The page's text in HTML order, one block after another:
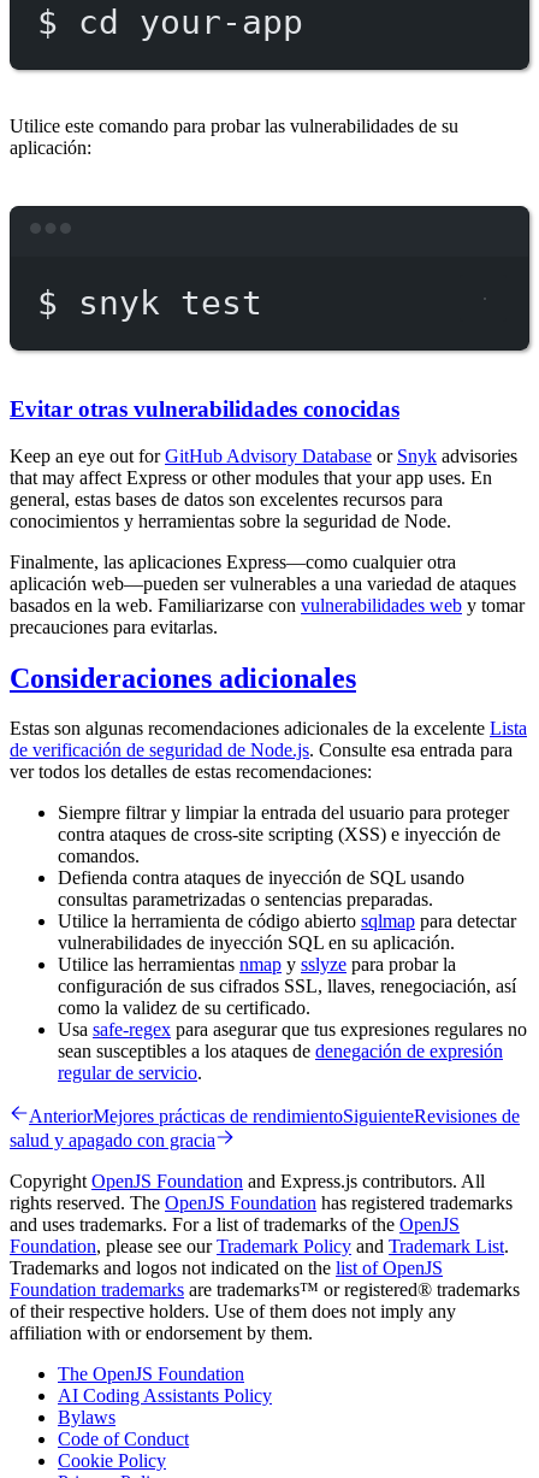
$
cd your-app
Utilice este comando para probar las vulnerabilidades de su
aplicación:
$ snyk test
Evitar otras vulnerabilidades conocidas
Keep an eye out forGitHub Advisory Database or Snyk advisories
that may affect Express or other modules that your app uses. En
general, estas bases de datos son excelentes recursos para
conocimientos y herramientas sobre la seguridad de Node.
Finalmente, las aplicaciones Express—como cualquier otra
aplicación web—pueden ser vulnerables a una variedad de ataques
basados en la web. Familiarizarse con vulnerabilidades web y tomar
precauciones para evitarlas.
Consideraciones adicionales
Estas son algunas recomendaciones adicionales de la excelente Lista
de verificación de seguridad de Node.js. Consulte esa entrada para
ver todos los detalles de estas recomendaciones:
Siempre filtrar y limpiar la entrada del usuario para proteger
contra ataques de cross-site scripting (XSS) e inyección de
comandos.
Defienda contra ataques de inyección de SQL usando
consultas parametrizadas o sentencias preparadas.
Utilice la herramienta de código abierto sqlmap para detectar
vulnerabilidades de inyección SQL en su aplicación.
Utilice las herramientas nmap y sslyze para probar la
configuración de sus cifrados SSL, llaves, renegociación, así
como la validez de su certificado.
Usa safe-regex para asegurar que tus expresiones regulares no
sean susceptibles a los ataques de denegación de expresión
regular de servicio.
AnteriorMejores prácticas de rendimientoSiguienteRevisiones de
salud y apagado con gracia
CopyrightOpenJS Foundation and Express.js contributors. All
rights reserved. The OpenJS Foundation has registered trademarks
and uses trademarks. For a list of trademarks of the OpenJS
Foundation, please see ourTrademark Policy and Trademark List.
Trademarks and logos not indicated on the list of OpenJS
Foundation trademarks are trademarks™ or registered® trademarks
of their respective holders. Use of them does not imply any
affiliation with or endorsement by them.
The OpenJS Foundation
AI Coding Assistants Policy
Bylaws
Code of Conduct
Cookie Policy